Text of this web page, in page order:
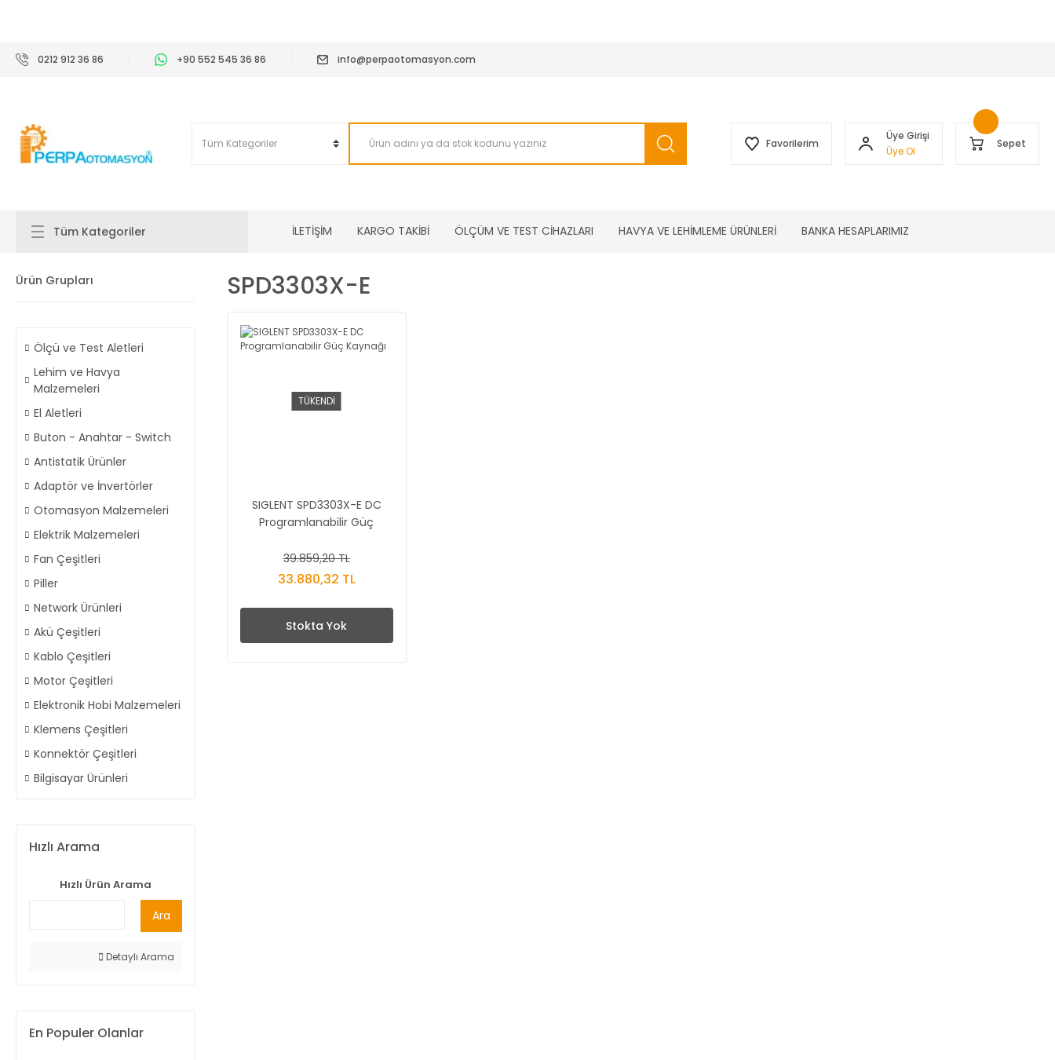
0212 912 36 86 +90 552 545 36 86 info@perpaotomasyon.com
Favorilerim
Üye Girişi
Üye Ol
Sepet
Tüm Kategoriler İLETİŞİM KARGO TAKİBİ ÖLÇÜM VE TEST CİHAZLARI HAVYA VE LEHİMLEME ÜRÜNLERİ BANKA HESAPLARIMIZ
Ürün Grupları
Ölçü ve Test Aletleri
Lehim ve Havya
Malzemeleri
El Aletleri
Buton - Anahtar - Switch
Antistatik Ürünler
Adaptör ve İnvertörler
Otomasyon Malzemeleri
Elektrik Malzemeleri
Fan Çeşitleri
Piller
Network Ürünleri
Akü Çeşitleri
Kablo Çeşitleri
Motor Çeşitleri
Elektronik Hobi Malzemeleri
Klemens Çeşitleri
Konnektör Çeşitleri
Bilgisayar Ürünleri
Hızlı Arama
Hızlı Ürün Arama
Ara
Detaylı Arama
En Populer Olanlar
SPD3303X-E
TÜKENDİ
SIGLENT SPD3303X-E DC
Programlanabilir Güç
39.859,20 TL
33.880,32 TL
Stokta Yok